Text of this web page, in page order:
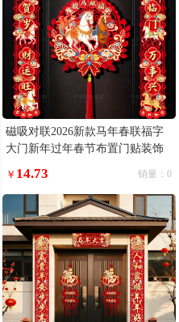
磁吸对联2026新款马年春联福字
大门新年过年春节布置门贴装饰
￥ 14.73 销量：0